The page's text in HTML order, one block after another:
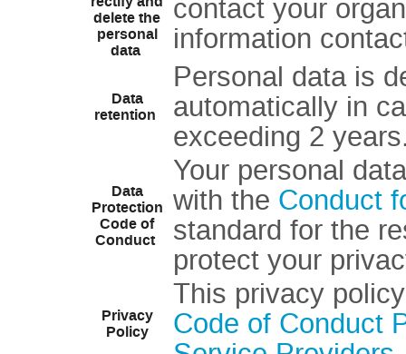
delete the
personal
data
contact your
information
Data
retention
Personal data is
automatically in
exceeding 2
Data
Protection
Code of
Conduct
Your personal
with the Conduct
standard for the
protect your
Privacy
Policy
This privacy
Code of Conduct